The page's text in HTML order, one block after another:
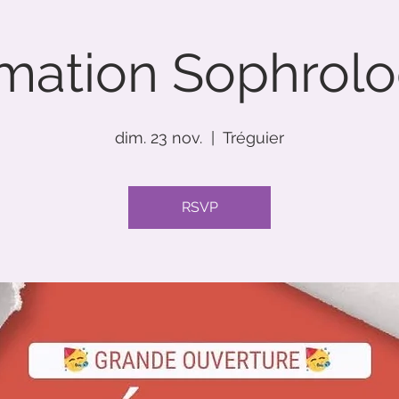
dim. 23 nov. Tréguier
RSVP